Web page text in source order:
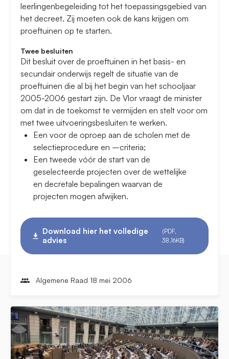
leerlingenbegeleiding tot het toepassingsgebied van
het decreet. Zij moeten ook de kans krijgen om
proeftuinen op te starten.
Twee besluiten
Dit besluit over de proeftuinen in het basis- en
secundair onderwijs regelt de situatie van de
proeftuinen die al bij het begin van het schooljaar
2005-2006 gestart zijn. De Vlor vraagt de minister
om dat in de toekomst te vermijden en stelt voor om
met twee uitvoeringsbesluiten te werken.
Een voor de oproep aan de scholen met de
selectieprocedure en –criteria;
Een tweede vóór de start van de
geselecteerde projecten over de wettelijke
en decretale bepalingen waarvan de
projecten mogen afwijken.
Download hier het volledige
advies
(PDF,
38.16KB)
Algemene Raad 18 mei 2006